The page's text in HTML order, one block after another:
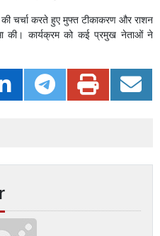
की चर्चा करते हुए मुफ्त टीकाकरण और राशन
की। कार्यक्रम को कई प्रमुख नेताओं ने